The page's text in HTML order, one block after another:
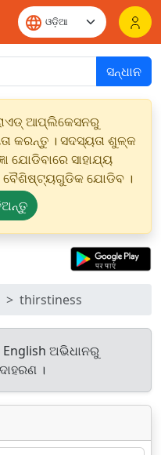
ସନ୍ଧାନ
ଆପ୍ଲିକେସନରୁ
କରନ୍ତୁ । ସଦସ୍ୟତା ଶୁଳ୍କ
ଯୋଡିବାରେ ସାହାଯ୍ୟ
ବୈଶିଷ୍ଟ୍ୟଗୁଡିକ ଯୋଡିବ ।
thirstiness
ଅଭିଧାନରୁ
।